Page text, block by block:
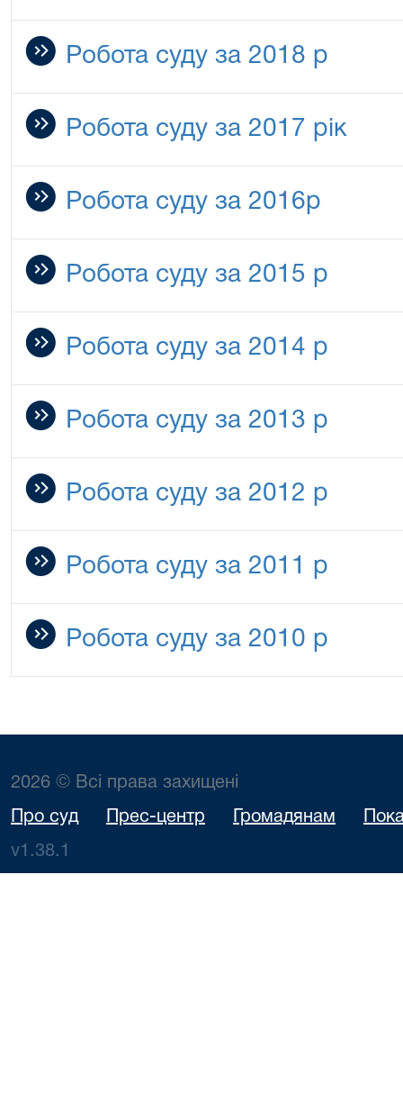
Робота суду за 2018 р
Робота суду за 2017 рік
Робота суду за 2016р
Робота суду за 2015 р
Робота суду за 2014 р
Робота суду за 2013 р
Робота суду за 2012 р
Робота суду за 2011 р
Робота суду за 2010 р
2026 © Всі права захищені
Про суд Прес-центр Громадянам
v1.38.1